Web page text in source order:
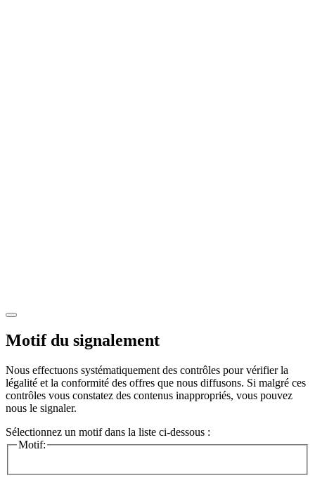
Motif du signalement
Nous effectuons systématiquement des contrôles pour vérifier la
légalité et la conformité des offres que nous diffusons. Si malgré ces
contrôles vous constatez des contenus inappropriés, vous pouvez
nous le signaler.
Sélectionnez un motif dans la liste ci-dessous :
Motif: